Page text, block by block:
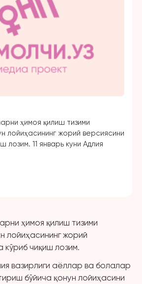
ҳимоя қилиш тизими
лойиҳасининг жорий версиясини
лозим. 11 январь куни Адлия
ҳимоя қилиш тизими
лойиҳасининг жорий
кўриб чиқиш лозим.
вазирлиги аёллар ва болалар
бўйича қонун лойиҳасини